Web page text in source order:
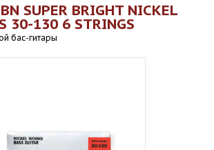
SUPER BRIGHT NICKEL
30-130 6 STRINGS
бас-гитары